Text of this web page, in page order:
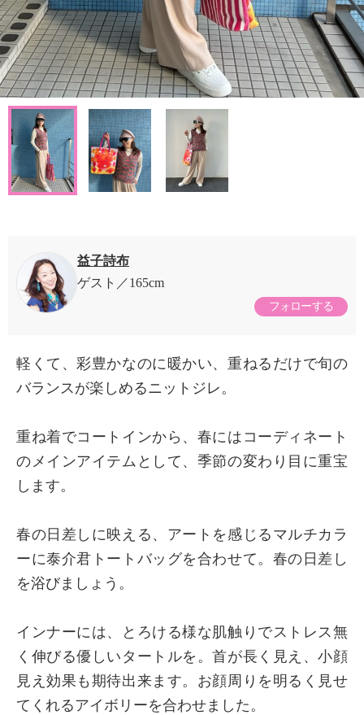
益子詩布
ゲスト
165cm
フォローする
軽くて、彩豊かなのに暖かい、重ねるだけで旬の
バランスが楽しめるニットジレ。
重ね着でコートインから、春にはコーディネート
のメインアイテムとして、季節の変わり目に重宝
します。
春の日差しに映える、アートを感じるマルチカラ
ーに泰介君トートバッグを合わせて。春の日差し
を浴びましょう。
インナーには、とろける様な肌触りでストレス無
く伸びる優しいタートルを。首が長く見え、小顔
見え効果も期待出来ます。お顔周りを明るく見せ
てくれるアイボリーを合わせました。